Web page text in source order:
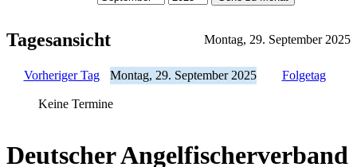
Tagesansicht Montag, 29. September 2025
Vorheriger Tag Montag, 29. September 2025 Folgetag
Keine Termine
Deutscher Angelfischerverband